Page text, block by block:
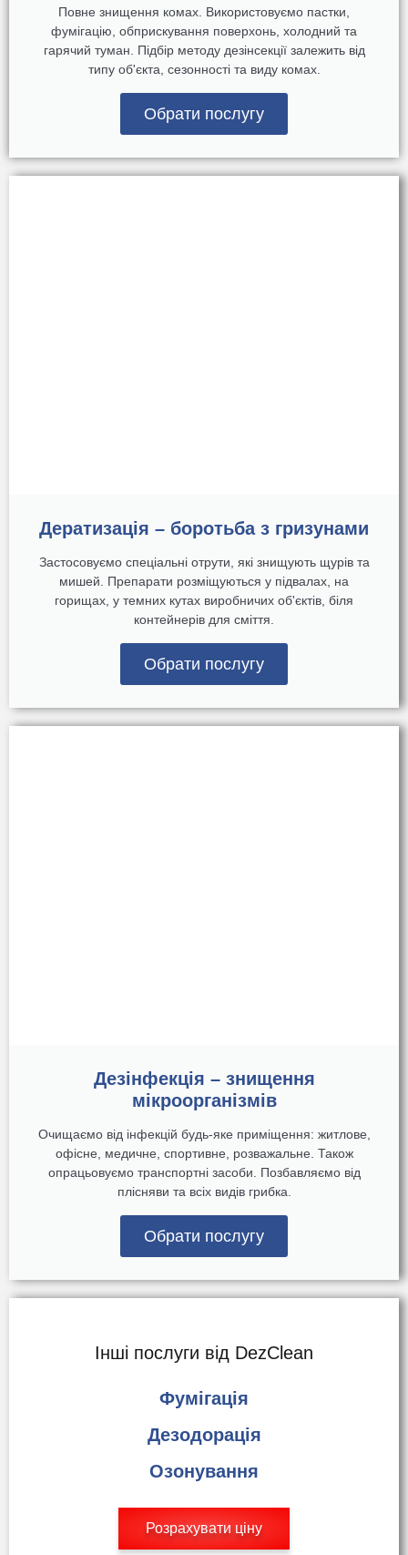
Повне знищення комах. Використовуємо пастки,
фумігацію, обприскування поверхонь, холодний та
гарячий туман. Підбір методу дезінсекції залежить від
типу об'єкта, сезонності та виду комах.
Обрати послугу
Дератизація – боротьба з гризунами
Застосовуємо спеціальні отрути, які знищують щурів та
мишей. Препарати розміщуються у підвалах, на
горищах, у темних кутах виробничих об'єктів, біля
контейнерів для сміття.
Обрати послугу
Дезінфекція – знищення
мікроорганізмів
Очищаємо від інфекцій будь-яке приміщення: житлове,
офісне, медичне, спортивне, розважальне. Також
опрацьовуємо транспортні засоби. Позбавляємо від
плісняви та всіх видів грибка.
Обрати послугу
Інші послуги від DezClean
Фумігація
Дезодорація
Озонування
Розрахувати ціну